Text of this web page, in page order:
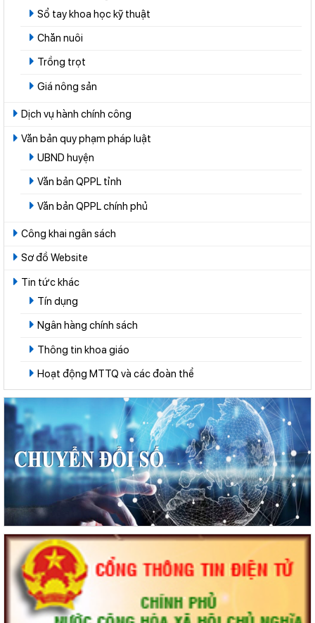
Sổ tay khoa học kỹ thuật
Chăn nuôi
Trồng trọt
Giá nông sản
Dịch vụ hành chính công
Văn bản quy phạm pháp luật
UBND huyện
Văn bản QPPL tỉnh
Văn bản QPPL chính phủ
Công khai ngân sách
Sơ đồ Website
Tin tức khác
Tín dụng
Ngân hàng chính sách
Thông tin khoa giáo
Hoạt động MTTQ và các đoàn thể